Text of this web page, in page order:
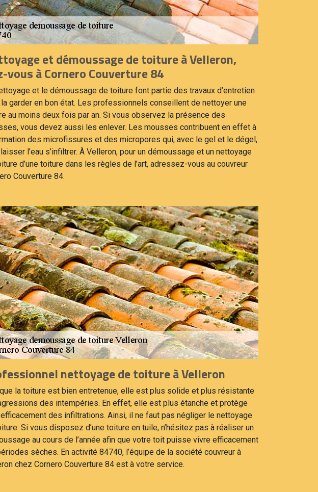
et démoussage de toiture à Velleron,
vous à Cornero Couverture 84
et le démoussage de toiture font partie des travaux d’entretien
garder en bon état. Les professionnels conseillent de nettoyer une
au moins deux fois par an. Si vous observez la présence des
vous devez aussi les enlever. Les mousses contribuent en effet à
des microfissures et des micropores qui, avec le gel et le dégel,
l’eau s’infiltrer. À Velleron, pour un démoussage et un nettoyage
d’une toiture dans les règles de l’art, adressez-vous au couvreur
Couverture 84.
nettoyage de toiture à Velleron
la toiture est bien entretenue, elle est plus solide et plus résistante
des intempéries. En effet, elle est plus étanche et protège
des infiltrations. Ainsi, il ne faut pas négliger le nettoyage
Si vous disposez d’une toiture en tuile, n’hésitez pas à réaliser un
au cours de l’année afin que votre toit puisse vivre efficacement
sèches. En activité 84740, l’équipe de la société couvreur à
chez Cornero Couverture 84 est à votre service.